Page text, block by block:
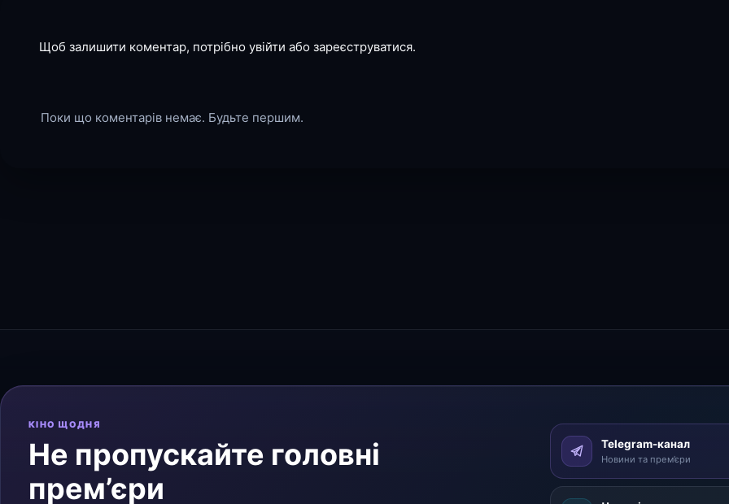
Щоб залишити коментар, потрібно увійти або зареєструватися.
Поки що коментарів немає. Будьте першим.
КІНО ЩОДНЯ
Не пропускайте головні
прем’єри
Telegram-канал
Новини та прем’єри